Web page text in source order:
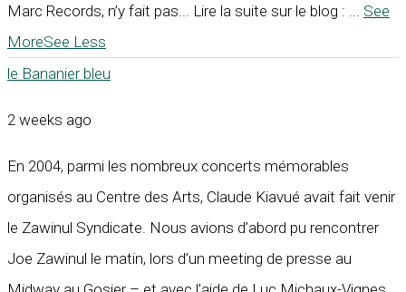
Marc Records, n’y fait pas... Lire la suite sur le blog :
See
MoreSee Less
le Bananier bleu
2 weeks ago
En 2004, parmi les nombreux concerts mémorables
organisés au Centre des Arts, Claude Kiavué avait fait venir
le Zawinul Syndicate. Nous avions d’abord pu rencontrer
Joe Zawinul le matin, lors d’un meeting de presse au